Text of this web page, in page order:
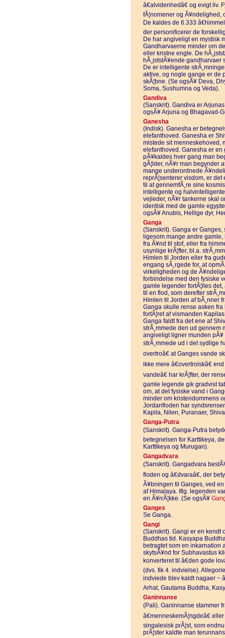
â€alvidenhedâ€ og evigt
fÃ¦nomener og Ã¥ndelighed,
De kaldes de 6.333
der personificerer de
De har angiveligt en mystisk
Gandharvaerne minder om
eller kristne engle. De
hÃ¸jststÃ¥ende gandharvaer
De er intelligente
aktive, og nogle gange er de
skÃ¦bne. (Se ogsÃ¥ Deva,
Soma, Sushumna og Veda).
Gandiva
(Sanskrit). Gandiva er
ogsÃ¥ Arjuna og Bhagavad-
Ganesha
(Indisk). Ganesha er
elefanthoved. Ganesha er
mistede sit menneskehoved,
elefanthoved. Ganesha er
pÃ¥kaldes hver gang man
gÃ¦lder, nÃ¥r man begynder
mange underordnede
reprÃ¦senterer visdom, er det
til at gennemfÃ¸re sine
intelligente og
vejleder, nÃ¥r tankerne skal
identisk med de gamle
ogsÃ¥ Anubis, Hellige dyr,
Ganga
(Sanskrit). Ganga er
ligesom mange andre
fra Ã¥nd til stof, eller fra
usynlige krÃ¦fter, bl.a.
Himlen til Jorden eller fra
engang sÃ¸rgede for, at
virkeligheden og de
forbindelse med den fysiske
gamle legender fortÃ¦lles
til en flod, som derefter
Himlen til Jorden af bÃ¸nner
Ganga skulle rense asken
fortÃ¦ret af vismanden
Ganga faldt fra det ene af
strÃ¸mmede den ud gennem
angiveligt ligner munden
strÃ¸mmede ud i det sydlige
overtroâ€ at Ganges vande
ikke mere â€overtroiskâ€
vandeâ€ har krÃ¦fter, der
gamle legende gik gradvist
om, at det fysiske vand i
minder om kristendommens
Jordanfloden har
Kapila, Nilen, Puranaer,
Ganga-Putra
(Sanskrit). Ganga-Putra
betegnelsen for Karttikeya,
Karttikeya og Murugan).
Gangadvara
(Sanskrit). Gangadvara
floden og â€dvaraâ€, der
Ã¥bningen til Ganges, ved
af Himalaya. Iflg. legenden
en Ã¥rrÃ¦kke. (Se ogsÃ¥
Ganges
Se Ganga.
Gangi
(Sanskrit). Gangi er en kendt
Buddhas tid. Kasyapa
betragtet som en inkarnation
skytsÃ¥nd for Subhavastus
konverteret til â€den gode
(dvs. fik 4. indvielse).
indviede blev kaldt nagaer −
Arhat, Gautama Buddha,
Ganinnanse
(Pali). Ganinnanse stammer
â€menneskemÃ¦ngdeâ€
singalesisk prÃ¦st, som
prÃ¦ster kaldte man